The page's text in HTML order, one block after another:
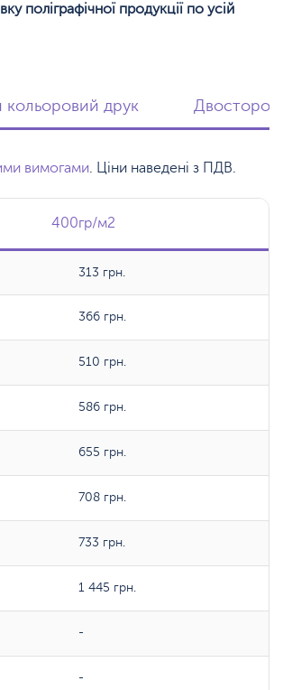
поліграфічної продукції по усій
кольоровий друк
вимогами. Ціни наведені з ПДВ.
400гр/м2
400гр/м2
313 грн.
366 грн.
510 грн.
586 грн.
655 грн.
708 грн.
733 грн.
1 445 грн.
-
-